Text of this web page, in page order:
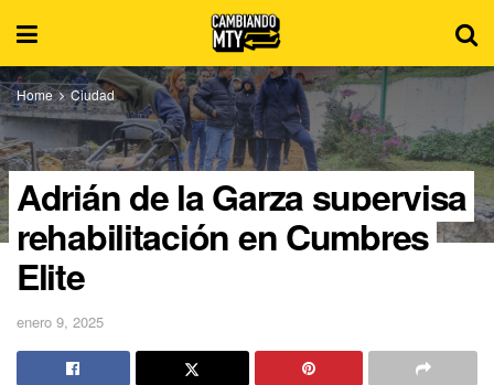
Home Ciudad
Adrián de la Garza supervisa
rehabilitación en Cumbres
Elite
enero 9, 2025